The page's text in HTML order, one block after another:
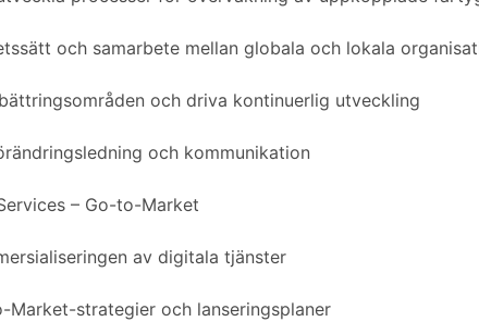
och samarbete mellan globala och lokala
och driva kontinuerlig utveckling
och kommunikation
– Go-to-Market
av digitala tjänster
Market-strategier och lanseringsplaner